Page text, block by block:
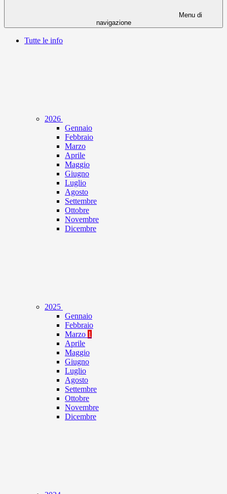
Menu di
navigazione
Tutte le info
2026
Gennaio
Febbraio
Marzo
Aprile
Maggio
Giugno
Luglio
Agosto
Settembre
Ottobre
Novembre
Dicembre
2025
Gennaio
Febbraio
Marzo 1
Aprile
Maggio
Giugno
Luglio
Agosto
Settembre
Ottobre
Novembre
Dicembre